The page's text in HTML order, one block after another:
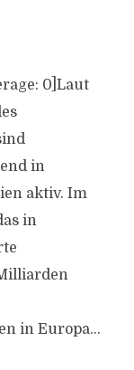
0]Laut
in
aktiv. Im
in
in Europa...